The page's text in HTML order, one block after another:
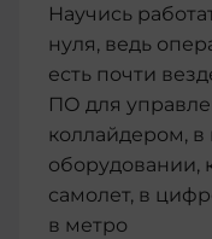
Научись
нуля, ведь
есть почти
ПО для
коллайдером,
оборудовании,
самолет, в
в метро